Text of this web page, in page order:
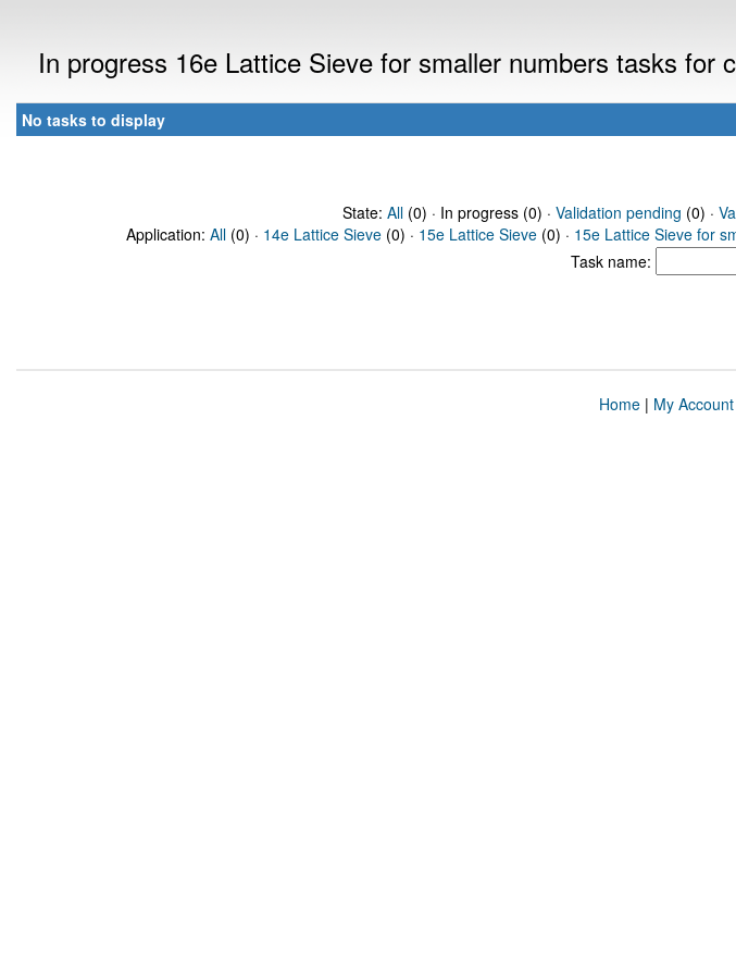
In progress 16e Lattice Sieve for smaller numbers tasks for
No tasks to display
State: All(0) · In progress (0) · Validation pending (0) ·
Application: All (0) · 14e Lattice Sieve (0) · 15e Lattice Sieve (0) · 15e Lattice Sieve for
Task name:
Home| My Account